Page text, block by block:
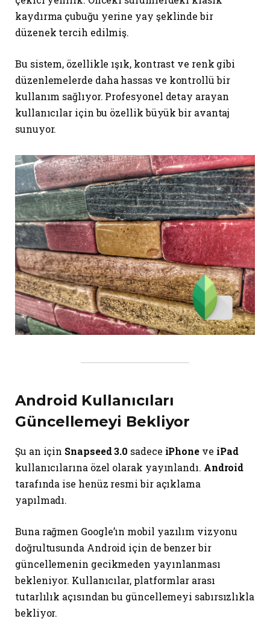
kaydırma çubuğu yerine yay şeklinde bir
düzenek tercih edilmiş.
Bu sistem, özellikle ışık, kontrast ve renk gibi
düzenlemelerde daha hassas ve kontrollü bir
kullanım sağlıyor. Profesyonel detay arayan
kullanıcılar için bu özellik büyük bir avantaj
sunuyor.
Android Kullanıcıları
Güncellemeyi Bekliyor
Şu an için Snapseed 3.0 sadece iPhone ve iPad
kullanıcılarına özel olarak yayınlandı. Android
tarafında ise henüz resmi bir açıklama
yapılmadı.
Buna rağmen Google’ın mobil yazılım vizyonu
doğrultusunda Android için de benzer bir
güncellemenin gecikmeden yayınlanması
bekleniyor. Kullanıcılar, platformlar arası
tutarlılık açısından bu güncellemeyi sabırsızlıkla
bekliyor.